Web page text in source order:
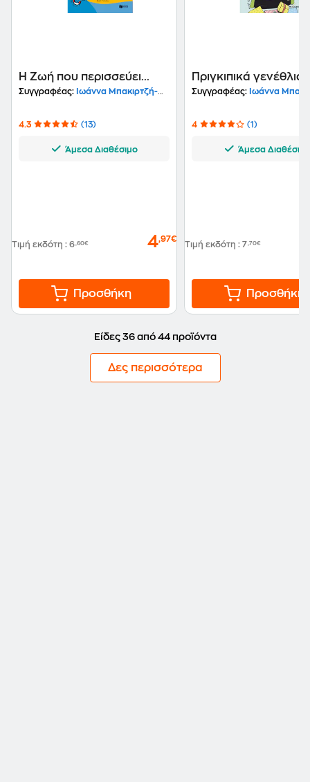
Η Ζωή που περισσεύει...
Συγγραφέας: Ιωάννα Μπακιρτζή-Μπαμπέτα
4.3 (13)
Άμεσα Διαθέσιμο
Τιμή εκδότη : 6,60€ 4,97€
Προσθήκη
Πριγκιπικά γενέθλια
Συγγραφέας: Ιωάννα Μπακιρτζή-
4 (1)
Άμεσα Διαθέσιμο
Τιμή εκδότη : 7,70€
Προσθήκη
Είδες 36 από 44 προϊόντα
Δες περισσότερα